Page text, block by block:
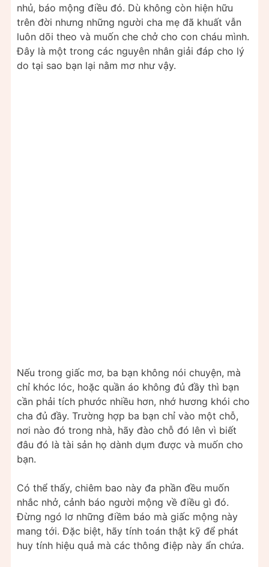
nhủ, báo mộng điều đó. Dù không còn hiện hữu
trên đời nhưng những người cha mẹ đã khuất vẫn
luôn dõi theo và muốn che chở cho con cháu mình.
Đây là một trong các nguyên nhân giải đáp cho lý
do tại sao bạn lại nằm mơ như vậy.
Nếu trong giấc mơ, ba bạn không nói chuyện, mà
chỉ khóc lóc, hoặc quần áo không đủ đầy thì bạn
cần phải tích phước nhiều hơn, nhớ hương khói cho
cha đủ đầy. Trường hợp ba bạn chỉ vào một chỗ,
nơi nào đó trong nhà, hãy đào chỗ đó lên vì biết
đâu đó là tài sản họ dành dụm được và muốn cho
bạn.
Có thể thấy, chiêm bao này đa phần đều muốn
nhắc nhở, cảnh báo người mộng về điều gì đó.
Đừng ngó lơ những điềm báo mà giấc mộng này
mang tới. Đặc biệt, hãy tính toán thật kỹ để phát
huy tính hiệu quả mà các thông điệp này ẩn chứa.